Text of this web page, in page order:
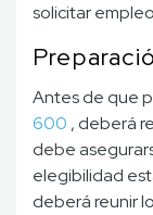
solicitar
Antes de que
600 , deberá
debe
elegibilidad
deberá reunir